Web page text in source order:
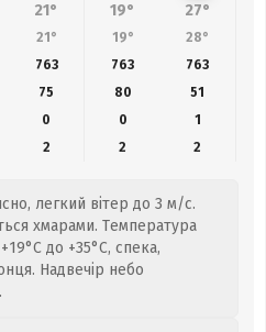
21° 19° 27°
21° 19° 28°
763 763 763
75 80 51
0 0
1
2 2 2
легкий вітер до 3 м/с.
хмарами. Температура
до +35°C, спека,
Надвечір небо